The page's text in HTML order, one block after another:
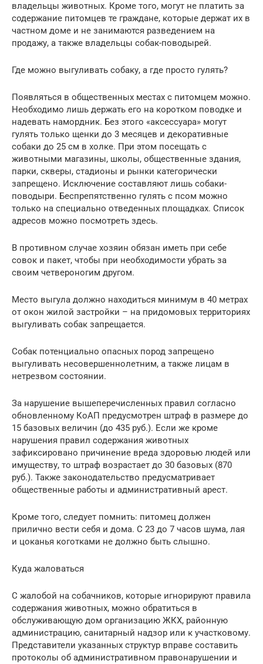
владельцы животных. Кроме того, могут не платить за
содержание питомцев те граждане, которые держат их в
частном доме и не занимаются разведением на
продажу, а также владельцы собак-поводырей.
Где можно выгуливать собаку, а где просто гулять?
Появляться в общественных местах с питомцем можно.
Необходимо лишь держать его на коротком поводке и
надевать намордник. Без этого «аксессуара» могут
гулять только щенки до 3 месяцев и декоративные
собаки до 25 см в холке. При этом посещать с
животными магазины, школы, общественные здания,
парки, скверы, стадионы и рынки категорически
запрещено. Исключение составляют лишь собаки-
поводыри. Беспрепятственно гулять с псом можно
только на специально отведенных площадках. Список
адресов можно посмотреть здесь.
В противном случае хозяин обязан иметь при себе
совок и пакет, чтобы при необходимости убрать за
своим четвероногим другом.
Место выгула должно находиться минимум в 40 метрах
от окон жилой застройки – на придомовых территориях
выгуливать собак запрещается.
Собак потенциально опасных пород запрещено
выгуливать несовершеннолетним, а также лицам в
нетрезвом состоянии.
За нарушение вышеперечисленных правил согласно
обновленному КоАП предусмотрен штраф в размере до
15 базовых величин (до 435 руб.). Если же кроме
нарушения правил содержания животных
зафиксировано причинение вреда здоровью людей или
имуществу, то штраф возрастает до 30 базовых (870
руб.). Также законодательство предусматривает
общественные работы и административный арест.
Кроме того, следует помнить: питомец должен
прилично вести себя и дома. С 23 до 7 часов шума, лая
и цоканья коготками не должно быть слышно.
Куда жаловаться
С жалобой на собачников, которые игнорируют правила
содержания животных, можно обратиться в
обслуживающую дом организацию ЖКХ, районную
администрацию, санитарный надзор или к участковому.
Представители указанных структур вправе составить
протоколы об административном правонарушении и